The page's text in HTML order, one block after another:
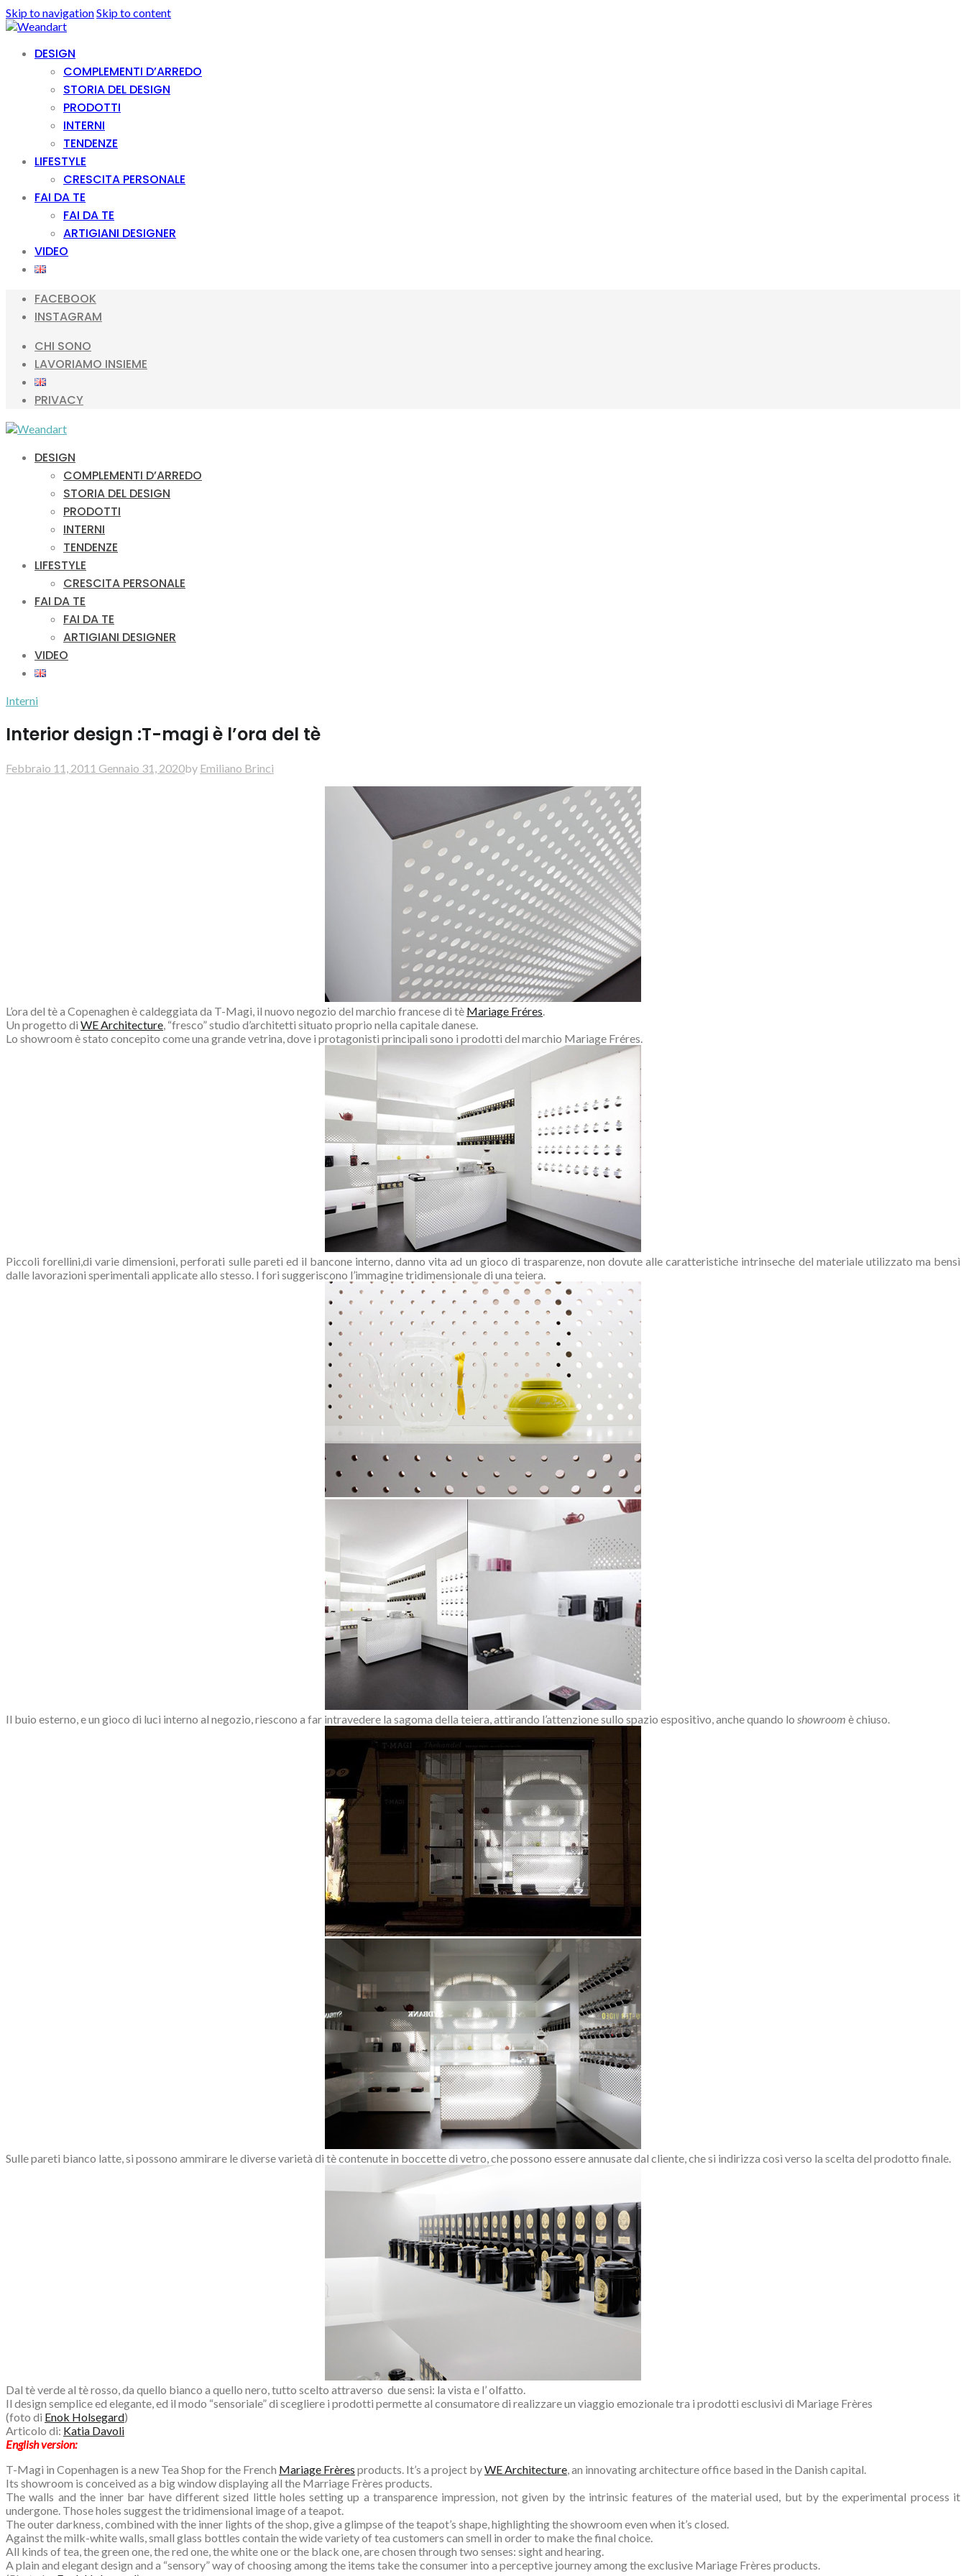
Skip to navigationSkip to content
DESIGN
COMPLEMENTI D’ARREDO
STORIA DEL DESIGN
PRODOTTI
INTERNI
TENDENZE
LIFESTYLE
CRESCITA PERSONALE
FAI DA TE
FAI DA TE
ARTIGIANI DESIGNER
VIDEO
FACEBOOK
INSTAGRAM
CHI SONO
LAVORIAMO INSIEME
PRIVACY
DESIGN
COMPLEMENTI D’ARREDO
STORIA DEL DESIGN
PRODOTTI
INTERNI
TENDENZE
LIFESTYLE
CRESCITA PERSONALE
FAI DA TE
FAI DA TE
ARTIGIANI DESIGNER
VIDEO
Interni
Interior design :T-magi è l’ora del tè
Febbraio 11, 2011 Gennaio 31, 2020by Emiliano Brinci
L’ora del tè a Copenaghen è caldeggiata da T-Magi, il nuovo negozio del marchio francese di tè Mariage Fréres.
Un progetto di WE Architecture, “fresco” studio d’architetti situato proprio nella capitale danese.
Lo showroom è stato concepito come una grande vetrina, dove i protagonisti principali sono i prodotti del marchio Mariage Fréres.
Piccoli forellini,di varie dimensioni, perforati sulle pareti ed il bancone interno, danno vita ad un gioco di trasparenze, non dovute alle caratteristiche intrinseche del materiale utilizzato ma bensì
dalle lavorazioni sperimentali applicate allo stesso. I fori suggeriscono l’immagine tridimensionale di una teiera.
Il buio esterno, e un gioco di luci interno al negozio, riescono a far intravedere la sagoma della teiera, attirando l’attenzione sullo spazio espositivo, anche quando lo showroom è chiuso.
Sulle pareti bianco latte, si possono ammirare le diverse varietà di tè contenute in boccette di vetro, che possono essere annusate dal cliente, che si indirizza così verso la scelta del prodotto finale.
Dal tè verde al tè rosso, da quello bianco a quello nero, tutto scelto attraverso due sensi: la vista e l’ olfatto.
Il design semplice ed elegante, ed il modo “sensoriale” di scegliere i prodotti permette al consumatore di realizzare un viaggio emozionale tra i prodotti esclusivi di Mariage Frères
(foto di Enok Holsegard)
Articolo di: Katia Davoli
English version:
T-Magi in Copenhagen is a new Tea Shop for the French Mariage Frères products. It’s a project byWE Architecture, an innovating architecture office based in the Danish capital.
Its showroom is conceived as a big window displaying all the Marriage Frères products.
The walls and the inner bar have different sized little holes setting up a transparence impression, not given by the intrinsic features of the material used, but by the experimental process it
undergone. Those holes suggest the tridimensional image of a teapot.
The outer darkness, combined with the inner lights of the shop, give a glimpse of the teapot’s shape, highlighting the showroom even when it’s closed.
Against the milk-white walls, small glass bottles contain the wide variety of tea customers can smell in order to make the final choice.
All kinds of tea, the green one, the red one, the white one or the black one, are chosen through two senses: sight and hearing.
A plain and elegant design and a “sensory” way of choosing among the items take the consumer into a perceptive journey among the exclusive Mariage Frères products.